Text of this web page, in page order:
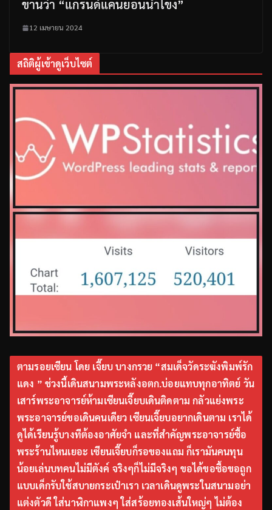
ขานว่า “แกรนด์แคนยอนน้ำโขง”
12 เมษายน 2024
สถิติผู้เข้าดูเว็บไซต์
ตามรอยเซียน โดย เจี๊ยบ บางกรวย “สมเด็จวัดระฆังพิมพ์รัก
แดง ” ช่วงนี้เดินสนามพระหลังอตก.บ่อยแทบทุกอาทิตย์ วัน
เสาร์พระอาจารย์ห้ามเซียนเจี๊ยบเดินติดตาม กลัวแย่งพระ
พระอาจารย์ขอเดินคนเดียว เซียนเจี๊ยบอยากเดินตาม เราได้
ดูได้เรียนรู้บางทีต้องอาศัยจำ และที่สำคัญพระอาจารย์ซื้อ
พระร้านไหนเยอะ เซียนเจี๊ยบก็รอของแถม ก็เรามันคนทุน
น้อยเล่นบทคนไม่มีตังค์ จริงๆก็ไม่มีจริงๆ ขอได้ขอซื้อขอถูก
แบบเด็กรับใช้สบายกระเป๋าเรา เวลาเดินดูพระในสนามอย่า
แต่งตัวดี ใส่นาฬิกาแพงๆ ใส่สร้อยทองเส้นใหญ่ๆ ไม่ต้อง